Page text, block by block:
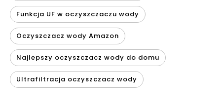
Funkcja UF w oczyszczaczu wody
Oczyszczacz wody Amazon
Najlepszy oczyszczacz wody do domu
Ultrafiltracja oczyszczacz wody